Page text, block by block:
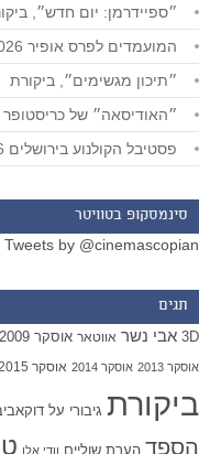
״ספיידרמן: יום חדש״,
המועמדים לפרס אופיר 2026: ״עצמאות״ מוביל
״תיכון מגשימים״, ביקורת
״האודיסאה״ של כריסטופר
פסטיבל הקולנוע בירושלים 2026: שמונה או תשע המלצות
סינמסקופ בטוויטר
Tweets by @cinemascopian
תגים
3D אבי נשר אווטאר אוסקר 2009
אוסקר 2013 אוסקר 2014 אוסקר 2015
ביקורת גיבורי על
הספד הערת שוליים וודי אלן